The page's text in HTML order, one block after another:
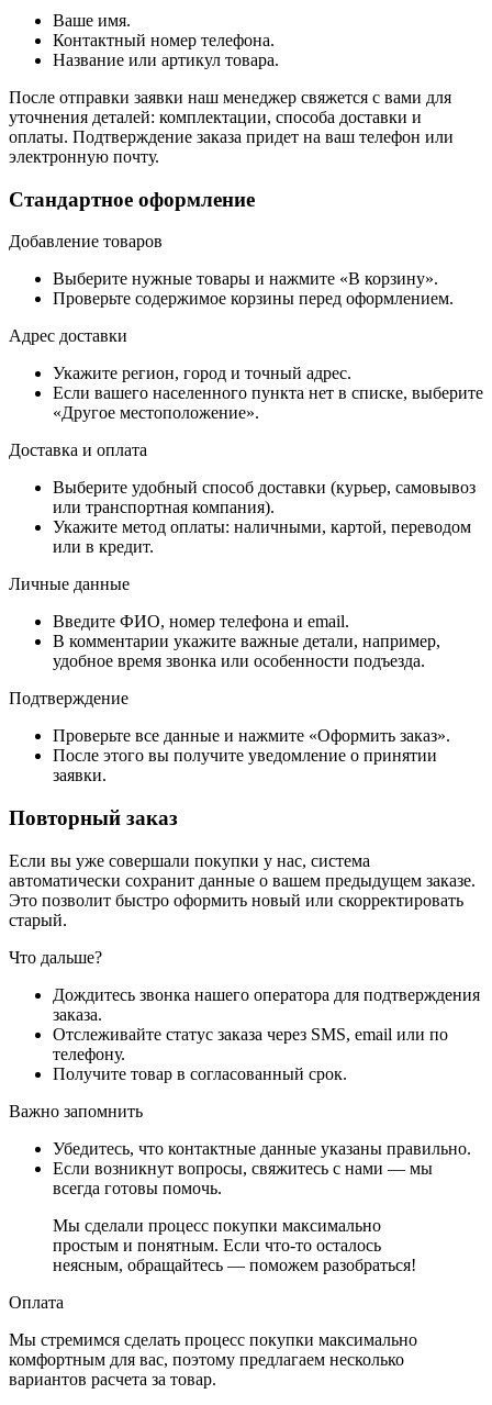
Ваше имя.
Контактный номер телефона.
Название или артикул товара.
После отправки заявки наш менеджер свяжется с вами для
уточнения деталей: комплектации, способа доставки и
оплаты. Подтверждение заказа придет на ваш телефон или
электронную почту.
Стандартное оформление
Добавление товаров
Выберите нужные товары и нажмите «В корзину».
Проверьте содержимое корзины перед оформлением.
Адрес доставки
Укажите регион, город и точный адрес.
Если вашего населенного пункта нет в списке, выберите
«Другое местоположение».
Доставка и оплата
Выберите удобный способ доставки (курьер, самовывоз
или транспортная компания).
Укажите метод оплаты: наличными, картой, переводом
или в кредит.
Личные данные
Введите ФИО, номер телефона и email.
В комментарии укажите важные детали, например,
удобное время звонка или особенности подъезда.
Подтверждение
Проверьте все данные и нажмите «Оформить заказ».
После этого вы получите уведомление о принятии
заявки.
Повторный заказ
Если вы уже совершали покупки у нас, система
автоматически сохранит данные о вашем предыдущем заказе.
Это позволит быстро оформить новый или скорректировать
старый.
Что дальше?
Дождитесь звонка нашего оператора для подтверждения
заказа.
Отслеживайте статус заказа через SMS, email или по
телефону.
Получите товар в согласованный срок.
Важно запомнить
Убедитесь, что контактные данные указаны правильно.
Если возникнут вопросы, свяжитесь с нами — мы
всегда готовы помочь.
Мы сделали процесс покупки максимально
простым и понятным. Если что-то осталось
неясным, обращайтесь — поможем разобраться!
Оплата
Мы стремимся сделать процесс покупки максимально
комфортным для вас, поэтому предлагаем несколько
вариантов расчета за товар.